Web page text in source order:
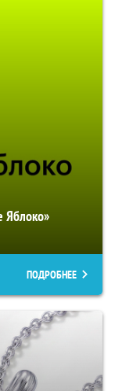
Яблоко»
ПОДРОБНЕЕ